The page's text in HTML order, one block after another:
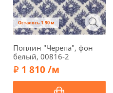
Осталось 1.90 м
Поплин "Черепа", фон
белый, 00816-2
1 810 /м